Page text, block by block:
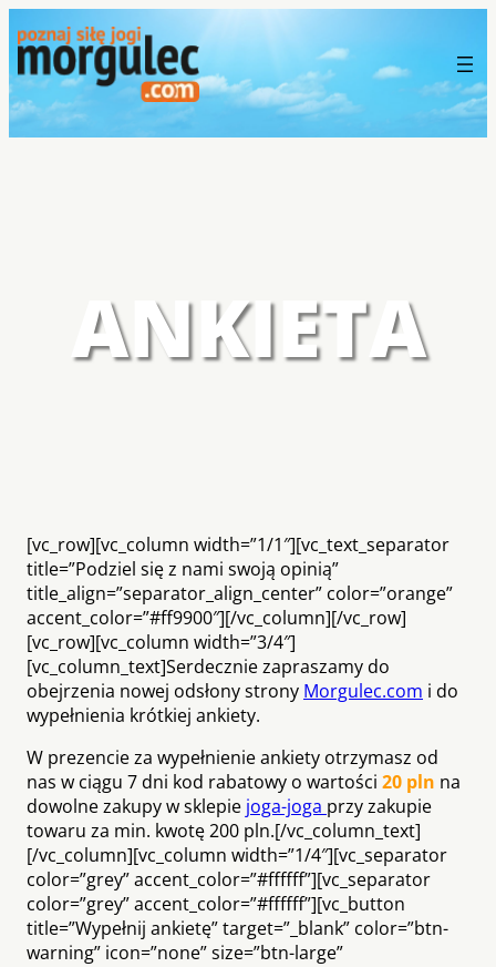
ANKIETA
[vc_row][vc_column width=”1/1″][vc_text_separator
title=”Podziel się z nami swoją opinią”
title_align=”separator_align_center” color=”orange”
accent_color=”#ff9900″][/vc_column][/vc_row]
[vc_row][vc_column width=”3/4″]
[vc_column_text]Serdecznie zapraszamy do
obejrzenia nowej odsłony strony Morgulec.com i do
wypełnienia krótkiej ankiety.
W prezencie za wypełnienie ankiety otrzymasz od
nas w ciągu 7 dni kod rabatowy o wartości 20 pln na
dowolne zakupy w sklepie joga-joga przy zakupie
towaru za min. kwotę 200 pln.[/vc_column_text]
[/vc_column][vc_column width=”1/4″][vc_separator
color=”grey” accent_color=”#ffffff”][vc_separator
color=”grey” accent_color=”#ffffff”][vc_button
title=”Wypełnij ankietę” target=”_blank” color=”btn-
warning” icon=”none” size=”btn-large”